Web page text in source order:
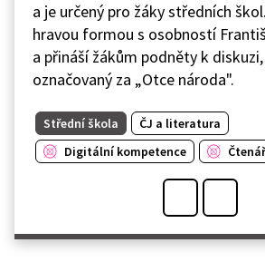
a je určený pro žáky středních
hravou formou s osobností
a přináší žákům podněty k
označovaný za „Otce národa".
Střední škola
ČJ a literatura
Digitální kompetence